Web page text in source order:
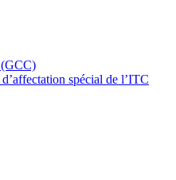
spécial de l’ITC